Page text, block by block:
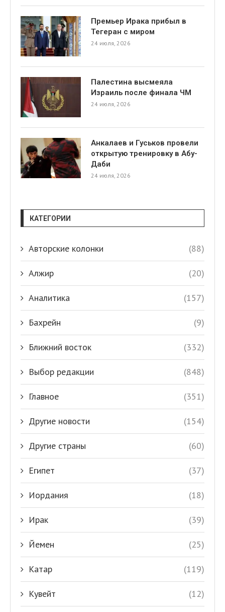
Премьер Ирака прибыл в
Тегеран с миром
24 июля, 2026
Палестина высмеяла
Израиль после финала ЧМ
24 июля, 2026
Анкалаев и Гуськов провели
открытую тренировку в Абу-
Даби
24 июля, 2026
КАТЕГОРИИ
Авторские колонки (88)
Алжир (20)
Аналитика (157)
Бахрейн (9)
Ближний восток (332)
Выбор редакции (848)
Главное (351)
Другие новости (154)
Другие страны (60)
Египет (37)
Иордания (18)
Ирак (39)
Йемен (25)
Катар (119)
Кувейт (12)